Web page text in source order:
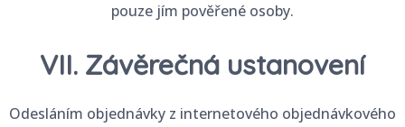
pouze jím pověřené osoby.
VII. Závěrečná ustanovení
Odesláním objednávky z internetového objednávkového